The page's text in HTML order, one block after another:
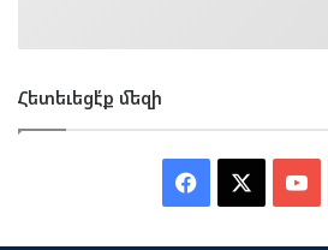
Հետեւեցէ՛ք մեզի
Facebook